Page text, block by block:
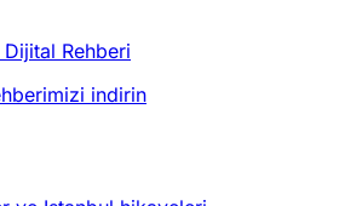
Rehberi
indirin